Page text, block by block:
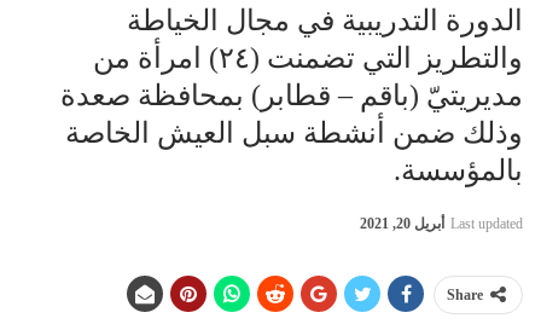
الدورة التدريبية في مجال الخياطة
والتطريز التي تضمنت (٢٤) امرأة من
مديريتيّ (باقم – قطابر) بمحافظة صعدة
وذلك ضمن أنشطة سبل العيش الخاصة
بالمؤسسة.
Last updated أبريل 20, 2021
Share